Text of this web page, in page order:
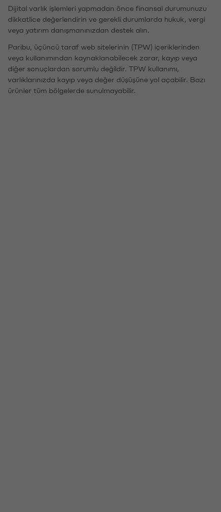
Dijital varlık işlemleri yapmadan önce finansal durumunuzu
dikkatlice değerlendirin ve gerekli durumlarda hukuk, vergi
veya yatırım danışmanınızdan destek alın.
Paribu, üçüncü taraf web sitelerinin (TPW) içeriklerinden
veya kullanımından kaynaklanabilecek zarar, kayıp veya
diğer sonuçlardan sorumlu değildir. TPW kullanımı,
varlıklarınızda kayıp veya değer düşüşüne yol açabilir. Bazı
ürünler tüm bölgelerde sunulmayabilir.